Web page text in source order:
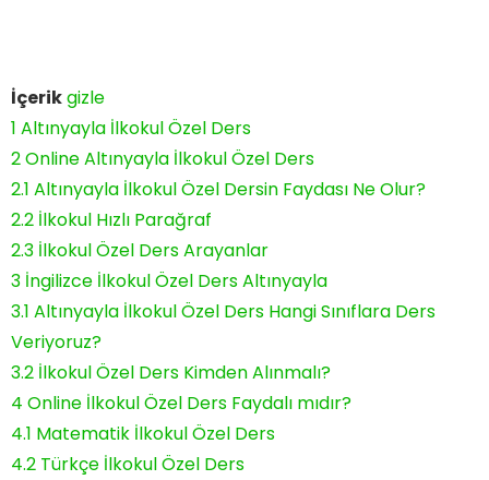
İçerikgizle
1 Altınyayla İlkokul Özel Ders
2Online Altınyayla İlkokul Özel Ders
2.1 Altınyayla İlkokul Özel Dersin Faydası Ne Olur?
2.2 İlkokul Hızlı Parağraf
2.3 İlkokul Özel Ders Arayanlar
3 İngilizce İlkokul Özel Ders Altınyayla
3.1 Altınyayla İlkokul Özel Ders Hangi Sınıflara Ders
Veriyoruz?
3.2 İlkokul Özel Ders Kimden Alınmalı?
4 Online İlkokul Özel Ders Faydalı mıdır?
4.1 Matematik İlkokul Özel Ders
4.2 Türkçe İlkokul Özel Ders